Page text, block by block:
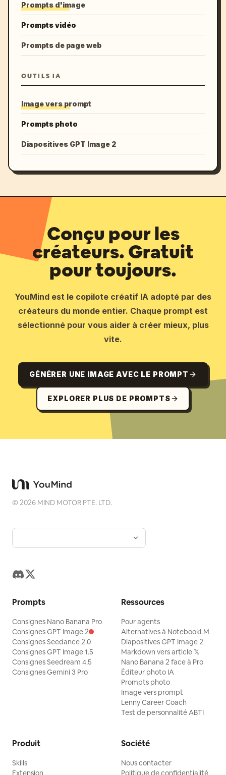
Prompts d'image
Prompts vidéo
Prompts de page web
OUTILS IA
Image vers prompt
Prompts photo
Diapositives GPT Image 2
Conçu pour les
créateurs. Gratuit
pour toujours.
YouMind est le copilote créatif IA adopté par des
créateurs du monde entier. Chaque prompt est
sélectionné pour vous aider à créer mieux, plus
vite.
GÉNÉRER UNE IMAGE AVEC LE PROMPT
EXPLORER PLUS DE PROMPTS
©2026 MIND MOTOR PTE. LTD.
Prompts
Consignes Nano Banana Pro
Consignes GPT Image 2
Consignes Seedance 2.0
Consignes GPT Image 1.5
Consignes Seedream 4.5
Consignes Gemini 3 Pro
Ressources
Pour agents
Alternatives à NotebookLM
Diapositives GPT Image 2
Markdown vers article 𝕏
Nano Banana 2 face à Pro
Éditeur photo IA
Prompts photo
Image vers prompt
Lenny Career Coach
Test de personnalité ABTI
Produit
Skills
Extension
Société
Nous contacter
Politique de confidentialité